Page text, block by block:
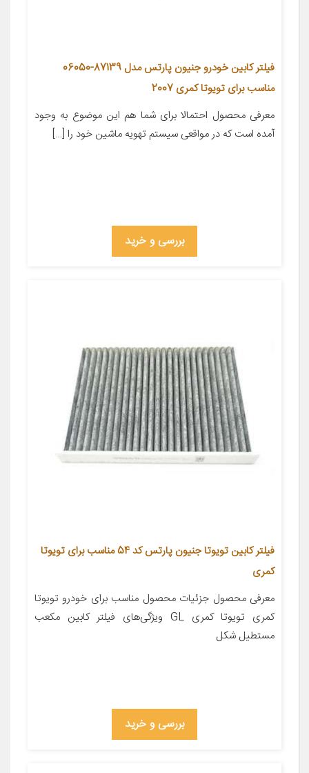
فیلتر کابین خودرو جنیون پارتس مدل 87139-06050
مناسب برای تویوتا کمری 2007
معرفی محصول احتمالا برای شما هم این موضوع به وجود
آمده است که در مواقعی سیستم تهویه ماشین خود را […]
بررسی و خرید
فیلتر کابین تویوتا جنیون پارتس کد 54 مناسب برای تویوتا
کمری
معرفی محصول جزئیات محصول مناسب برای خودرو تویوتا
کمری تویوتا کمری GL ویژگی‌های فیلتر کابین مکعب
مستطیل شکل
بررسی و خرید